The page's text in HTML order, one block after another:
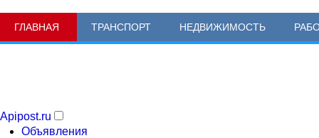
ГЛАВНАЯ ТРАНСПОРТ НЕДВИЖИМОСТЬ
Apipost.ru
Объявления